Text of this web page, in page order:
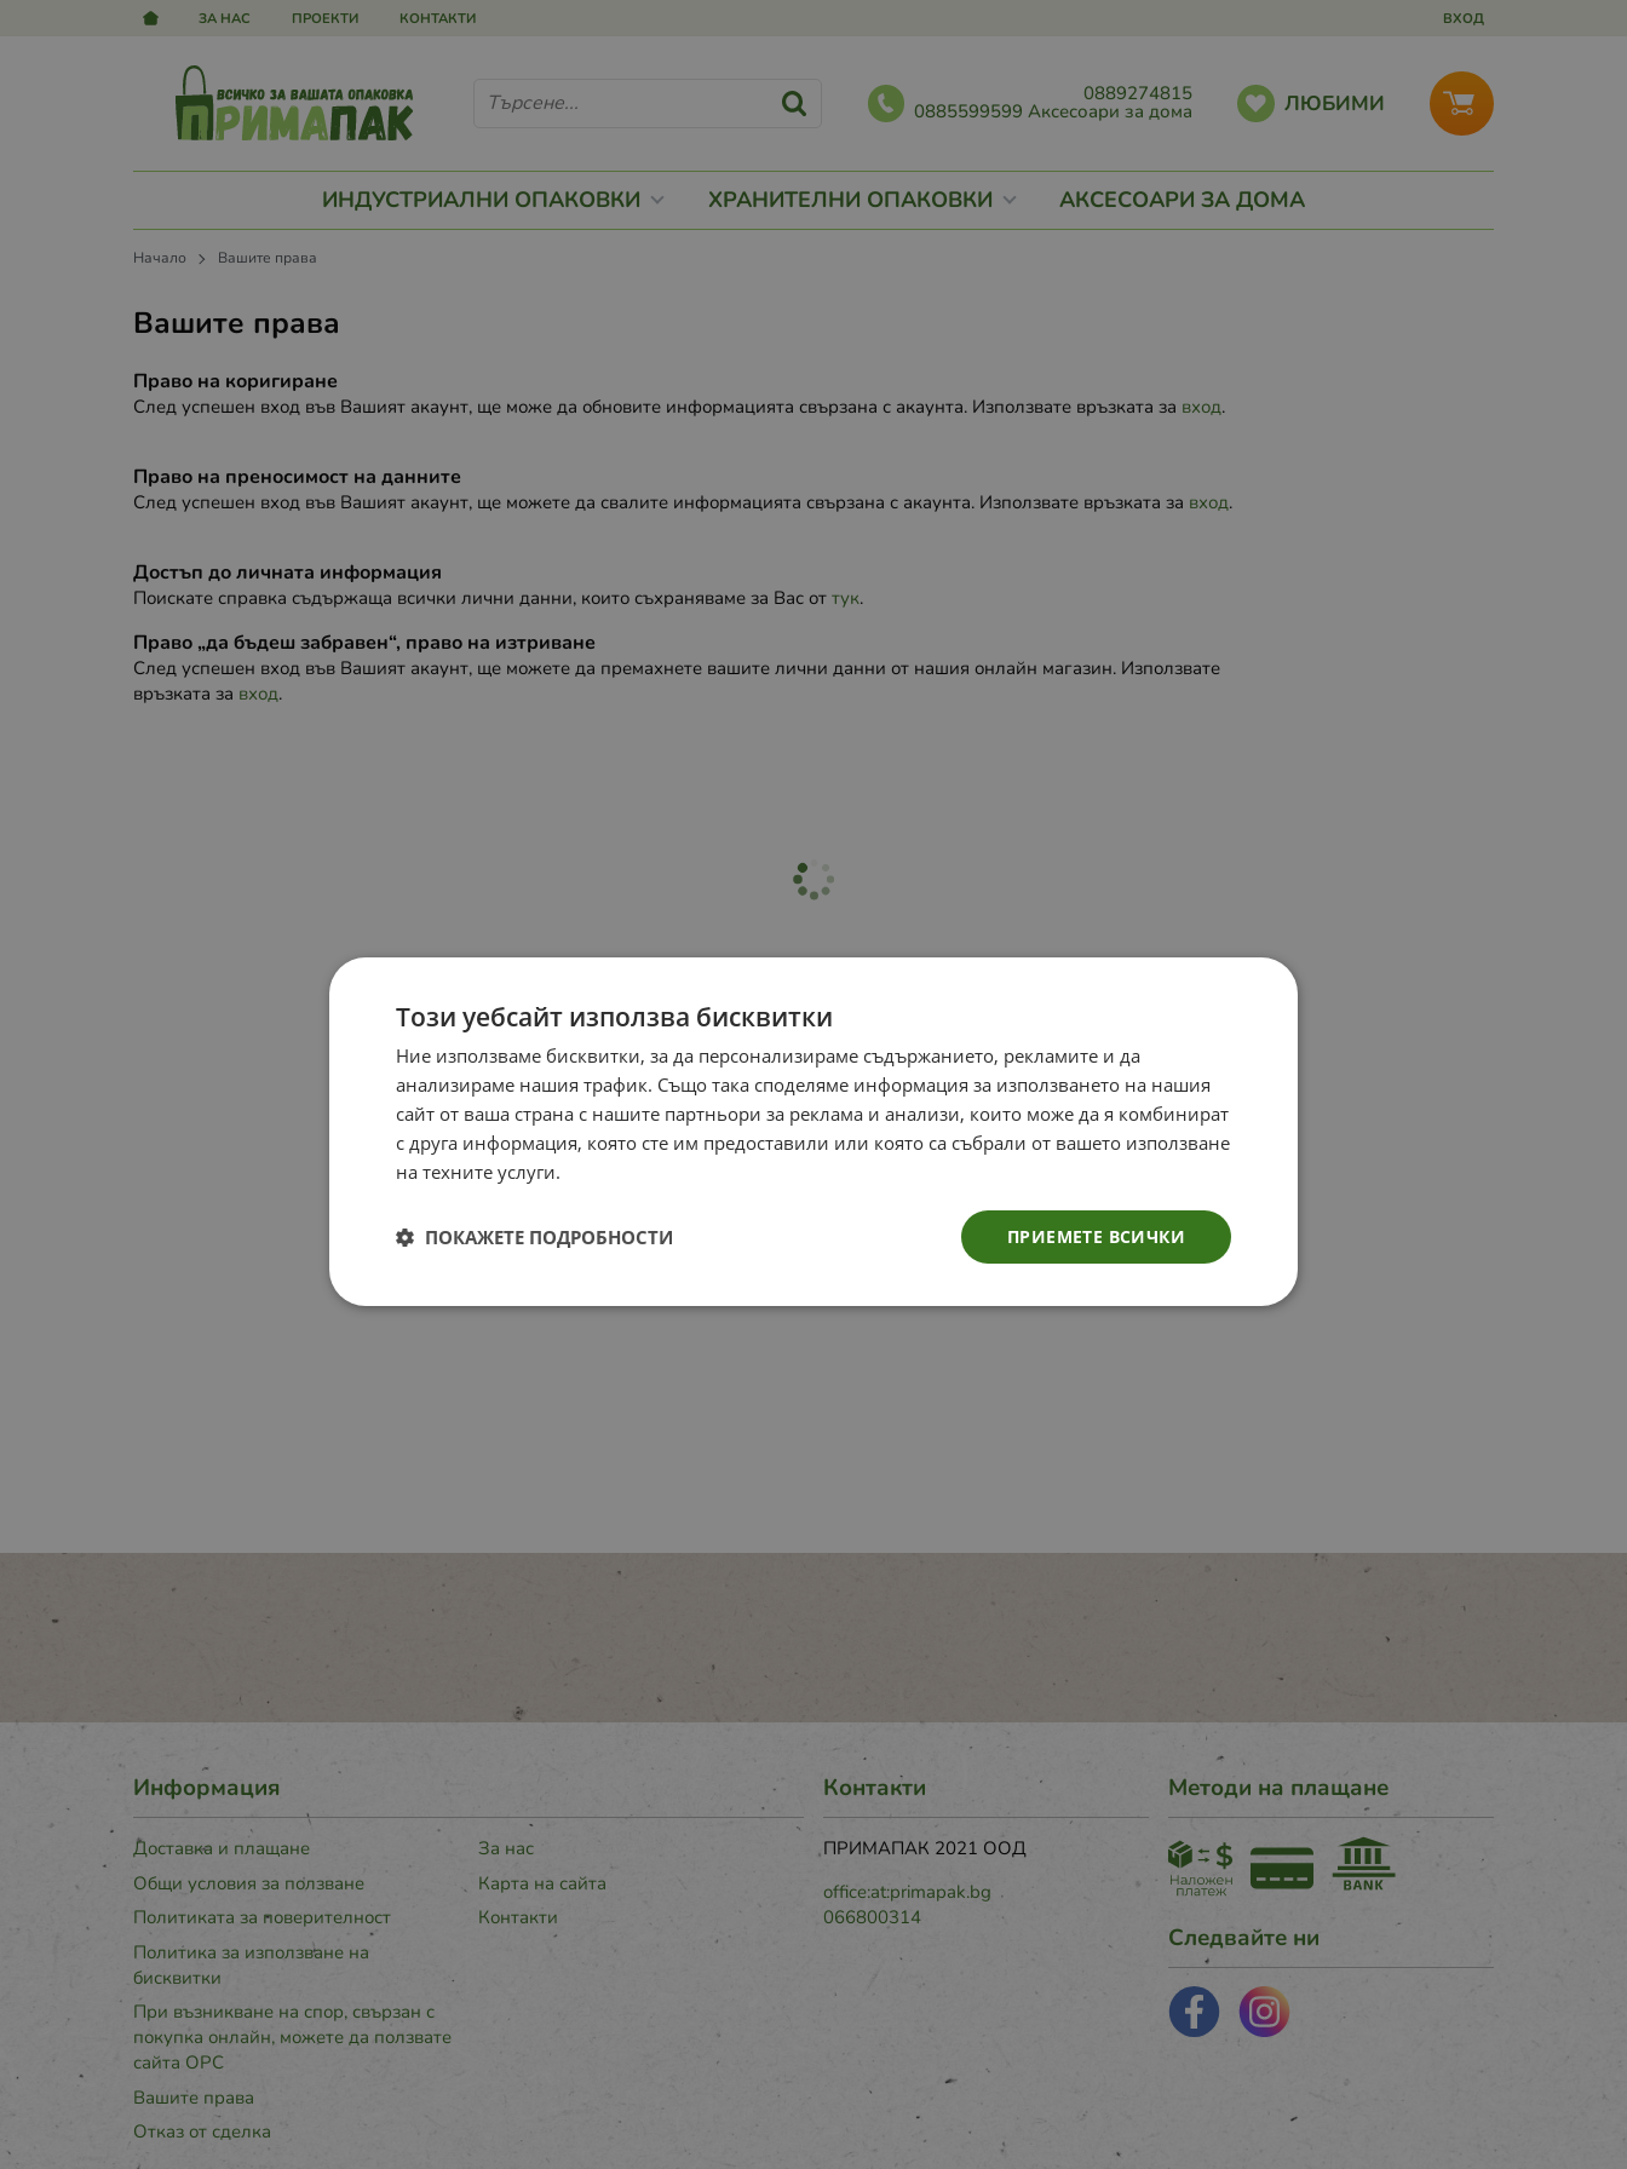
ЗА НАС ПРОЕКТИ КОНТАКТИ ВХОД
0889274815
0885599599 Аксесоари за дома ЛЮБИМИ
ИНДУСТРИАЛНИ ОПАКОВКИ ХРАНИТЕЛНИ ОПАКОВКИ АКСЕСОАРИ ЗА ДОМА
Начало Вашите права
Вашите права
Право на коригиране
След успешен вход във Вашият акаунт, ще може да обновите информацията свързана с акаунта. Използвате връзката за вход.
Право на преносимост на данните
След успешен вход във Вашият акаунт, ще можете да свалите информацията свързана с акаунта. Използвате връзката за вход.
Достъп до личната информация
Поискате справка съдържаща всички лични данни, които съхраняваме за Вас оттук.
Право „да бъдеш забравен“, право на изтриване
След успешен вход във Вашият акаунт, ще можете да премахнете вашите лични данни от нашия онлайн магазин. Използвате
връзката за вход.
Информация
Доставка и плащане
Общи условия за ползване
Политиката за поверителност
Политика за използване на
бисквитки
При възникване на спор, свързан с
покупка онлайн, можете да ползвате
сайта ОРС
Вашите права
Отказ от сделка
За нас
Карта на сайта
Контакти
Контакти
ПРИМАПАК 2021 ООД
office:at:primapak.bg
066800314
Методи на плащане
Следвайте ни
Този уебсайт използва бисквитки
Ние използваме бисквитки, за да персонализираме съдържанието, рекламите и да
анализираме нашия трафик. Също така споделяме информация за използването на нашия
сайт от ваша страна с нашите партньори за реклама и анализи, които може да я комбинират
с друга информация, която сте им предоставили или която са събрали от вашето използване
на техните услуги.
ПРИЕМЕТЕ ВСИЧКИ
ПОКАЖЕТЕ ПОДРОБНОСТИ